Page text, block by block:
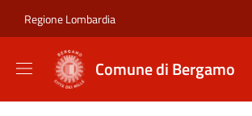
Regione Lombardia
Comune di Bergamo